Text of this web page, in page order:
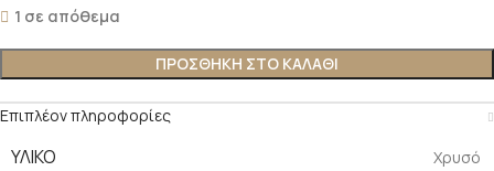
1 σε απόθεμα
ΠΡΟΣΘΗΚΗ ΣΤΟ ΚΑΛΑΘΙ
Επιπλέον πληροφορίες
ΥΛΙΚΟ Χρυσό